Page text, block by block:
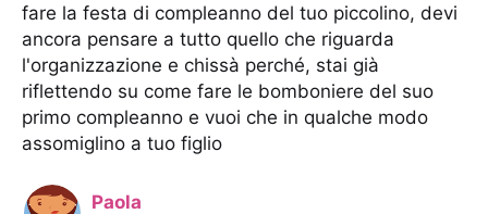
fare la festa di compleanno del tuo piccolino, devi
ancora pensare a tutto quello che riguarda
l'organizzazione e chissà perché, stai già
riflettendo su come fare le bomboniere del suo
primo compleanno e vuoi che in qualche modo
assomiglino a tuo figlio
Paola